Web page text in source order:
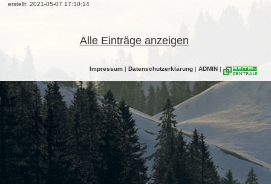
erstellt: 2021-05-07 17:30:14
Alle Einträge anzeigen
Impressum | Datenschutzerklärung | ADMIN |